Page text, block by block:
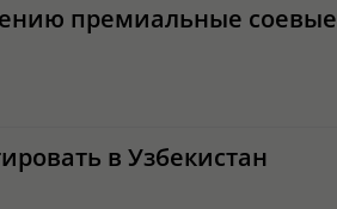
премиальные соевые
в Узбекистан